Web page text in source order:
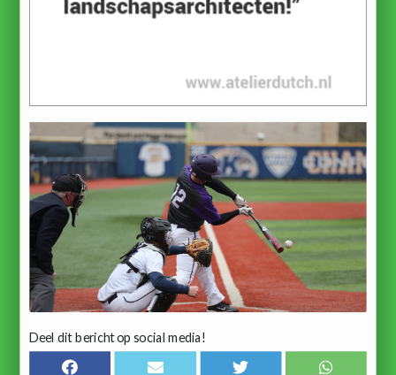
Deel dit bericht op social media!